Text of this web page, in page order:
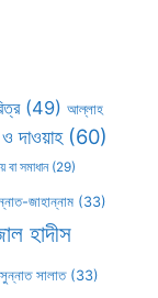
(49) আল্লাহ
দাওয়াহ(60)
বা সমাধান(29)
জাহান্নাম (33)
হাদীস
সালাত(33)